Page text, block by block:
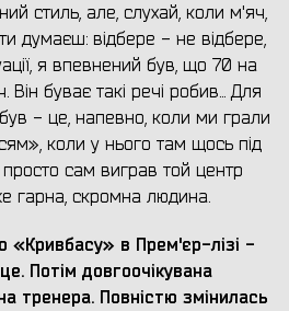
стиль, але, слухай, коли м'яч,
думаєш: відбере - не відбере,
я впевнений був, що 70 на
Він буває такі речі робив... Для
- це, напевно, коли ми грали
коли у нього там щось під
сам виграв той центр
гарна, скромна людина.
«Кривбасу» в Прем'єр-лізі -
Потім довгоочікувана
тренера. Повністю змінилась